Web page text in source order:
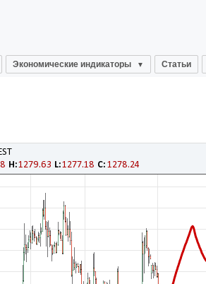
Экономические индикаторы Статьи